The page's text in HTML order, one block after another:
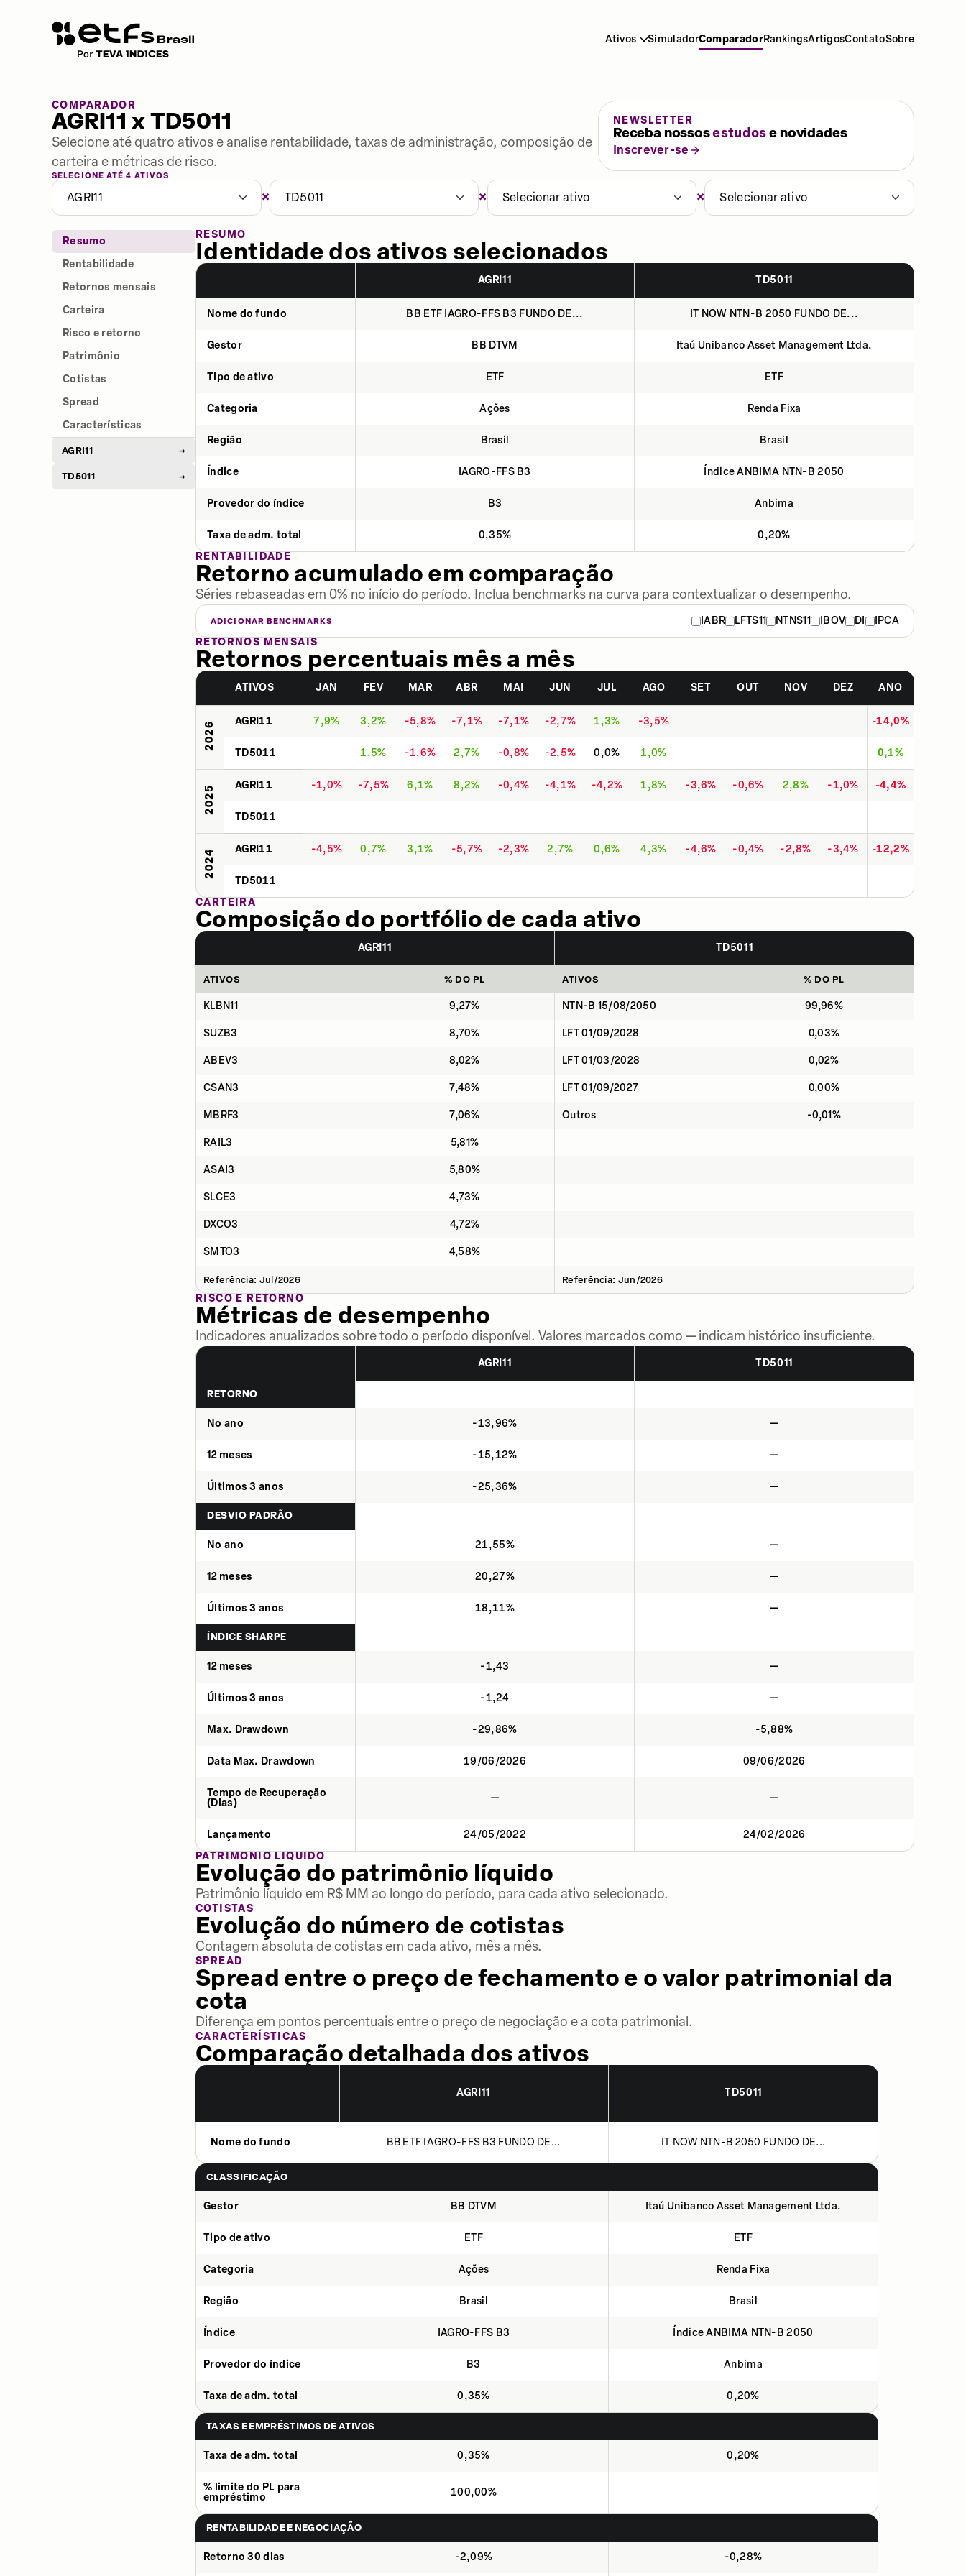
Ativos SimuladorComparadorRankingsArtigosContatoSobre
COMPARADOR
AGRI11 x TD5011
Selecione até quatro ativos e analise rentabilidade, taxas de administração, composição de
carteira e métricas de risco.
NEWSLETTER
Receba nossosestudose novidades
Inscrever-se
SELECIONE ATÉ 4 ATIVOS
AGRI11 × TD5011 × Selecionar ativo × Selecionar ativo
Resumo
Rentabilidade
Retornos mensais
Carteira
Risco e retorno
Patrimônio
Cotistas
Spread
Características
AGRI11 →
TD5011 →
RESUMO
Identidade dos ativos selecionados
AGRI11 TD5011
Nome do fundo BB ETF IAGRO-FFS B3 FUNDO DE... IT NOW NTN-B 2050 FUNDO DE...
Gestor BB DTVM Itaú Unibanco Asset Management Ltda.
Tipo de ativo ETF ETF
Categoria Ações Renda Fixa
Região Brasil Brasil
Índice IAGRO-FFS B3 Índice ANBIMA NTN-B 2050
Provedor do índice B3 Anbima
Taxa de adm. total 0,35%
0,20%
RENTABILIDADE
Retorno acumulado em comparação
Séries rebaseadas em 0% no início do período. Inclua benchmarks na curva para contextualizar o desempenho.
ADICIONAR BENCHMARKS IABR LFTS11 NTNS11 IBOV DI
IPCA
RETORNOS MENSAIS
Retornos percentuais mês a mês
ATIVOS JAN FEV MAR ABR MAI JUN JUL AGO SET OUT NOV DEZ ANO
2026 AGRI11 7,9% 3,2% -5,8% -7,1% -7,1% -2,7% 1,3% -3,5% -14,0%
TD5011 1,5% -1,6% 2,7% -0,8% -2,5% 0,0% 1,0% 0,1%
2025 AGRI11 -1,0% -7,5% 6,1% 8,2% -0,4% -4,1% -4,2% 1,8% -3,6% -0,6% 2,8% -1,0% -4,4%
TD5011
2024 AGRI11 -4,5% 0,7% 3,1% -5,7% -2,3% 2,7% 0,6% 4,3% -4,6% -0,4% -2,8% -3,4% -12,2%
TD5011
CARTEIRA
Composição do portfólio de cada ativo
AGRI11 TD5011
ATIVOS % DO PL ATIVOS % DO PL
KLBN11 9,27% NTN-B 15/08/2050 99,96%
SUZB3 8,70% LFT 01/09/2028 0,03%
ABEV3 8,02% LFT 01/03/2028 0,02%
CSAN3 7,48% LFT 01/09/2027 0,00%
MBRF3 7,06% Outros -0,01%
RAIL3 5,81%
ASAI3 5,80%
SLCE3 4,73%
DXCO3 4,72%
SMTO3 4,58%
Referência: Jul/2026 Referência: Jun/2026
RISCO E RETORNO
Métricas de desempenho
Indicadores anualizados sobre todo o período disponível. Valores marcados como — indicam histórico insuficiente.
AGRI11 TD5011
RETORNO
No ano -13,96% —
12 meses -15,12% —
Últimos 3 anos -25,36% —
DESVIO PADRÃO
No ano 21,55% —
12 meses 20,27% —
Últimos 3 anos 18,11% —
ÍNDICE SHARPE
12 meses -1,43 —
Últimos 3 anos -1,24 —
Max. Drawdown -29,86% -5,88%
Data Max. Drawdown 19/06/2026 09/06/2026
Tempo de Recuperação
(Dias)
— —
Lançamento 24/05/2022
24/02/2026
PATRIMÔNIO LÍQUIDO
Evolução do patrimônio líquido
Patrimônio líquido em R$ MM ao longo do período, para cada ativo selecionado.
COTISTAS
Evolução do número de cotistas
Contagem absoluta de cotistas em cada ativo, mês a mês.
SPREAD
Spread entre o preço de fechamento e o valor patrimonial da
cota
Diferença em pontos percentuais entre o preço de negociação e a cota patrimonial.
CARACTERÍSTICAS
Comparação detalhada dos ativos
AGRI11 TD5011
Nome do fundo BB ETF IAGRO-FFS B3 FUNDO DE... IT NOW NTN-B 2050 FUNDO DE...
CLASSIFICAÇÃO
Gestor BB DTVM Itaú Unibanco Asset Management Ltda.
Tipo de ativo ETF ETF
Categoria Ações Renda Fixa
Região Brasil Brasil
Índice IAGRO-FFS B3 Índice ANBIMA NTN-B 2050
Provedor do índice B3 Anbima
Taxa de adm. total 0,35% 0,20%
TAXAS E EMPRÉSTIMOS DE ATIVOS
Taxa de adm. total 0,35% 0,20%
% limite do PL para
empréstimo
100,00%
RENTABILIDADE E NEGOCIAÇÃO
Retorno 30 dias -2,09% -0,28%